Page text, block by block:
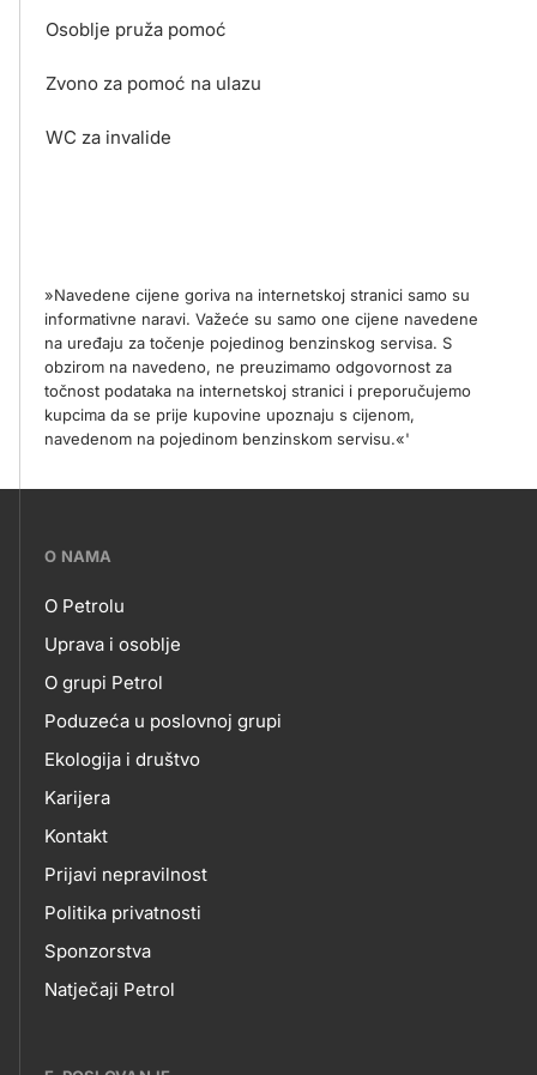
Osoblje pruža pomoć
Zvono za pomoć na ulazu
WC za invalide
»Navedene cijene goriva na internetskoj stranici samo su
informativne naravi. Važeće su samo one cijene navedene
na uređaju za točenje pojedinog benzinskog servisa. S
obzirom na navedeno, ne preuzimamo odgovornost za
točnost podataka na internetskoj stranici i preporučujemo
kupcima da se prije kupovine upoznaju s cijenom,
navedenom na pojedinom benzinskom servisu.«'
???
skupno.footer-
title???
O NAMA
O
NAMA
O Petrolu
Uprava i osoblje
O grupi Petrol
Poduzeća u poslovnoj grupi
Ekologija i društvo
Karijera
Kontakt
Prijavi nepravilnost
Politika privatnosti
Sponzorstva
Natječaji Petrol